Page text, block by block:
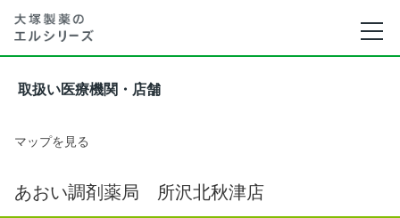
取扱い医療機関・店舗
マップを見る
あおい調剤薬局 所沢北秋津店